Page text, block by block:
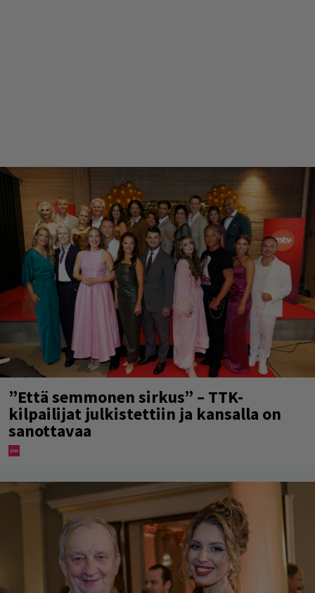
”Että semmonen sirkus” – TTK-
kilpailijat julkistettiin ja kansalla on
sanottavaa